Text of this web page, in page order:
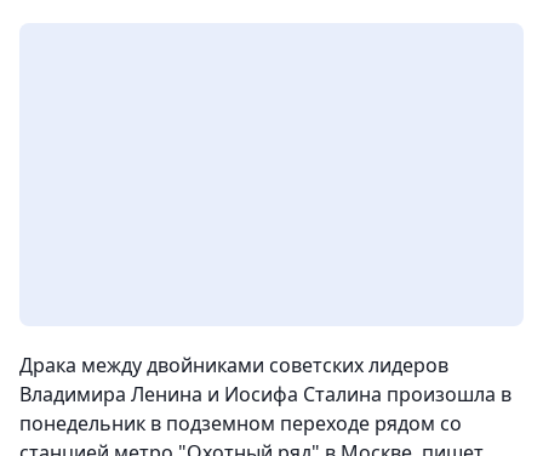
Драка между двойниками советских лидеров
Владимира Ленина и Иосифа Сталина произошла в
понедельник в подземном переходе рядом со